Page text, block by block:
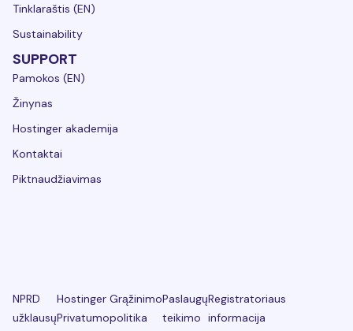
Tinklaraštis (EN)
Sustainability
SUPPORT
Pamokos (EN)
Žinynas
Hostinger akademija
Kontaktai
Piktnaudžiavimas
NPRD
užklausų
Hostinger
Privatumo
Grąžinimo
politika
Paslaugų
teikimo
Registratoriaus
informacija